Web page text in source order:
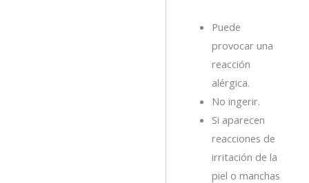
Puede
provocar una
reacción
alérgica.
No ingerir.
Si aparecen
reacciones de
irritación de la
piel o manchas